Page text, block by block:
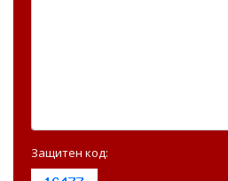
Защитен код: